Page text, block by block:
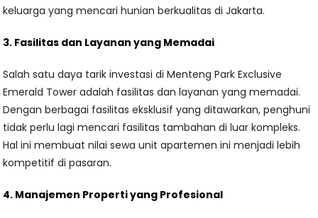
keluarga yang mencari hunian berkualitas di Jakarta.
3. Fasilitas dan Layanan yang Memadai
Salah satu daya tarik investasi di Menteng Park Exclusive
Emerald Tower adalah fasilitas dan layanan yang memadai.
Dengan berbagai fasilitas eksklusif yang ditawarkan, penghuni
tidak perlu lagi mencari fasilitas tambahan di luar kompleks.
Hal ini membuat nilai sewa unit apartemen ini menjadi lebih
kompetitif di pasaran.
4. Manajemen Properti yang Profesional